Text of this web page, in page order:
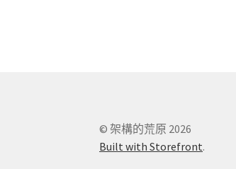
© 架構的荒原 2026
Built with Storefront.